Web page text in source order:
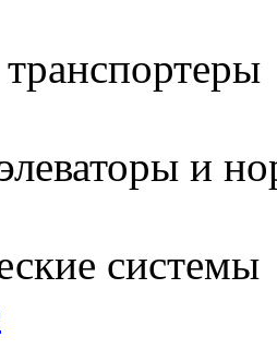
и
системы